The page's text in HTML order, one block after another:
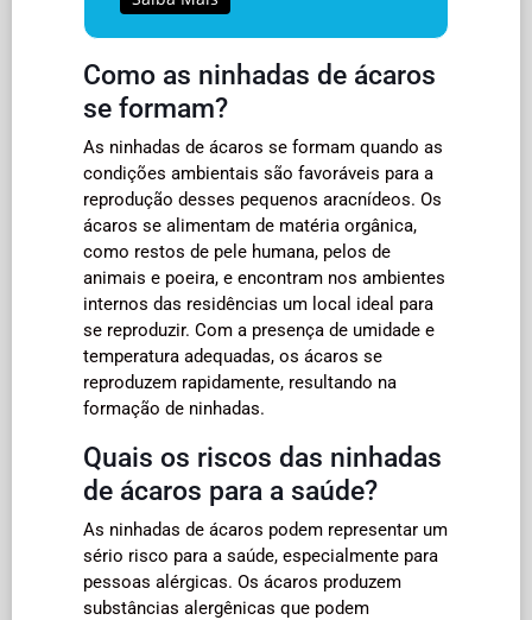
Como as ninhadas de ácaros
se formam?
As ninhadas de ácaros se formam quando as
condições ambientais são favoráveis para a
reprodução desses pequenos aracnídeos. Os
ácaros se alimentam de matéria orgânica,
como restos de pele humana, pelos de
animais e poeira, e encontram nos ambientes
internos das residências um local ideal para
se reproduzir. Com a presença de umidade e
temperatura adequadas, os ácaros se
reproduzem rapidamente, resultando na
formação de ninhadas.
Quais os riscos das ninhadas
de ácaros para a saúde?
As ninhadas de ácaros podem representar um
sério risco para a saúde, especialmente para
pessoas alérgicas. Os ácaros produzem
substâncias alergênicas que podem